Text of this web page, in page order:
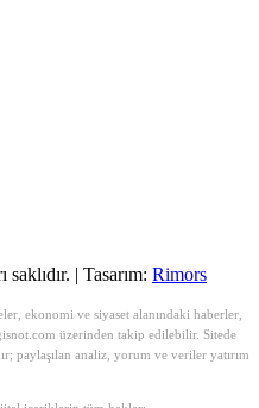
| Tasarım: Rimors
ekonomi ve siyaset alanındaki haberler,
üzerinden takip edilebilir. Sitede
paylaşılan analiz, yorum ve veriler yatırım